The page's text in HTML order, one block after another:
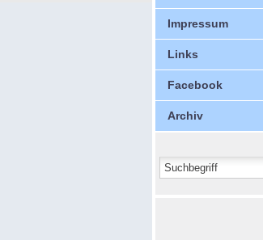
Impressum
Links
Facebook
Archiv